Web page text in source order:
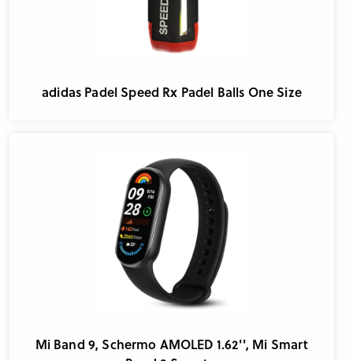
adidas Padel Speed Rx Padel Balls One Size
Mi Band 9, Schermo AMOLED 1.62'', Mi Smart